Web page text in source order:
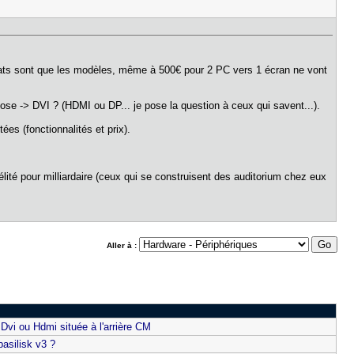
sont que les modèles, même à 500€ pour 2 PC vers 1 écran ne vont
-> DVI ? (HDMI ou DP... je pose la question à ceux qui savent...).
(fonctionnalités et prix).
pour milliardaire (ceux qui se construisent des auditorium chez eux
Aller à :
ou Hdmi située à l'arrière CM
v3 ?